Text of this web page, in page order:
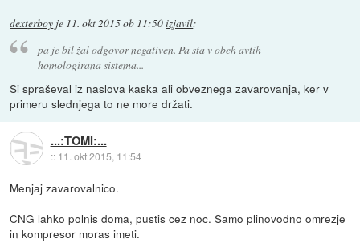
dexterboy je 11. okt 2015 ob 11:50izjavil:
pa je bil žal odgovor negativen. Pa sta v obeh avtih
homologirana sistema...
Si spraševal iz naslova kaska ali obveznega zavarovanja, ker v
primeru slednjega to ne more držati.
...:TOMI:...
:: 11. okt 2015, 11:54
Menjaj zavarovalnico.
CNG lahko polnis doma, pustis cez noc. Samo plinovodno omrezje
in kompresor moras imeti.